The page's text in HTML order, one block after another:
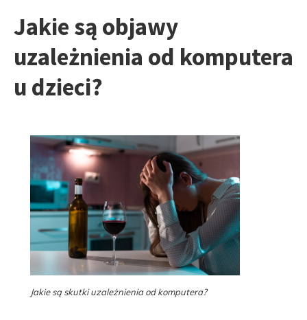
Jakie są objawy
uzależnienia od komputera
u dzieci?
Jakie są skutki uzależnienia od komputera?